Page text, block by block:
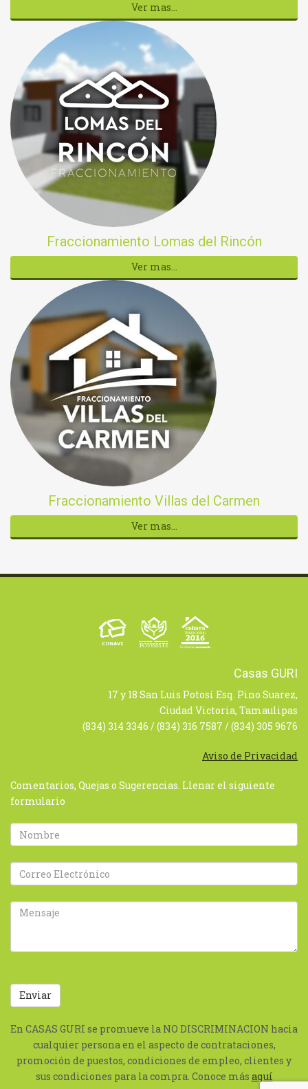
Ver mas...
Fraccionamiento Lomas del Rincón
Ver mas...
Fraccionamiento Villas del Carmen
Ver mas...
Casas GURI
17 y 18 San Luis Potosí Esq. Pino Suarez,
Ciudad Victoria, Tamaulipas
(834) 314 3346 / (834) 316 7587 / (834) 305 9676
Aviso de Privacidad
Comentarios, Quejas o Sugerencias. Llenar el siguiente
formulario
En CASAS GURI se promueve la NO DISCRIMINACION hacia
cualquier persona en el aspecto de contrataciones,
promoción de puestos, condiciones de empleo, clientes y
sus condiciones para la compra. Conoce más aquí